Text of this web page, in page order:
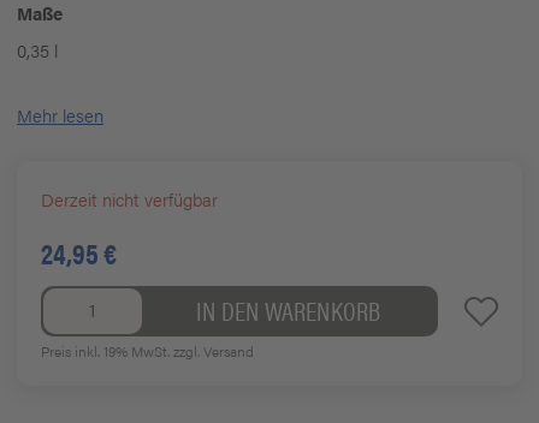
Maße
0,35 l
Mehr lesen
Derzeit nicht verfügbar
24,95 €
IN DEN WARENKORB
Preis inkl. 19% MwSt.zzgl. Versand